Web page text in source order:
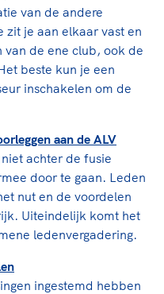
van de andere
zit je aan elkaar vast en
de ene club, ook de
beste kun je een
inschakelen om de
aan de ALV
achter de fusie
door te gaan. Leden
nut en de voordelen
Uiteindelijk komt het
ledenvergadering.
ingestemd hebben